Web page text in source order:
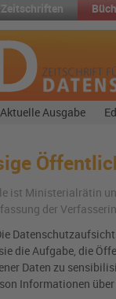
Zeitschriften
Aktuelle Ausgabe
ist Ministerialrätin
der
die Aufgabe, die
Daten zu
Informationen